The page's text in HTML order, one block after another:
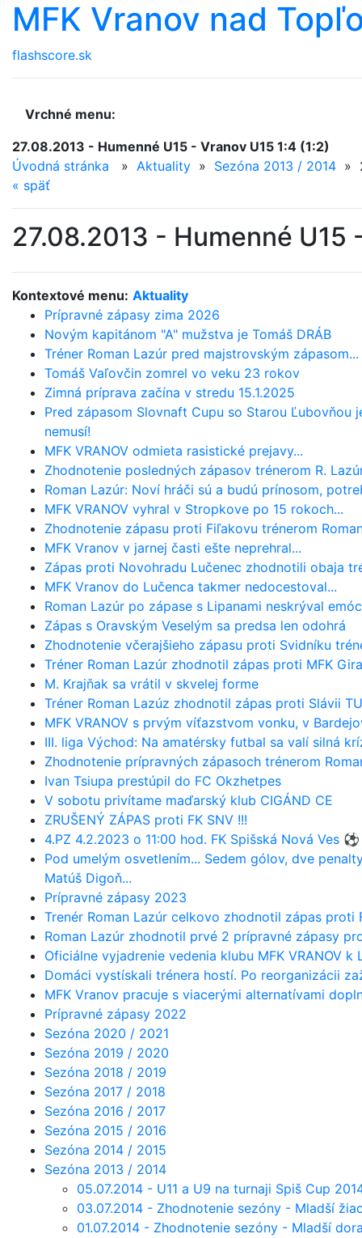
MFK Vranov nad
flashscore.sk
Vrchné menu:
27.08.2013 - Humenné U15 - Vranov U15 1:4 (1:2)
Úvodná stránka
» Aktuality » Sezóna 2013 / 2014 »
« späť
Kontextové menu: Aktuality
Prípravné zápasy zima 2026
Novým kapitánom "A" mužstva je Tomáš DRÁB
Tréner Roman Lazúr pred majstrovským zápasom...
Tomáš Vaľovčin zomrel vo veku 23 rokov
Zimná príprava začína v stredu 15.1.2025
Pred zápasom Slovnaft Cupu so Starou Ľubovňou
nemusí!
MFK VRANOV odmieta rasistické prejavy...
Zhodnotenie posledných zápasov trénerom R.
Roman Lazúr: Noví hráči sú a budú prínosom,
MFK VRANOV vyhral v Stropkove po 15 rokoch...
Zhodnotenie zápasu proti Fiľakovu trénerom
MFK Vranov v jarnej časti ešte neprehral...
Zápas proti Novohradu Lučenec zhodnotili obaja
MFK Vranov do Lučenca takmer nedocestoval...
Roman Lazúr po zápase s Lipanami neskrýval
Zápas s Oravským Veselým sa predsa len odohrá
Zhodnotenie včerajšieho zápasu proti Svidníku
Tréner Roman Lazúr zhodnotil zápas proti MFK
M. Krajňak sa vrátil v skvelej forme
Tréner Roman Lazúz zhodnotil zápas proti Slávii
MFK VRANOV s prvým víťazstvom vonku, v
III. liga Východ: Na amatérsky futbal sa valí silná
Zhodnotenie prípravných zápasoch trénerom
Ivan Tsiupa prestúpil do FC Okzhetpes
V sobotu privítame maďarský klub CIGÁND CE
ZRUŠENÝ ZÁPAS proti FK SNV !!!
4.PZ 4.2.2023 o 11:00 hod. FK Spišská Nová Ves ⚽️
Pod umelým osvetlením... Sedem gólov, dve
Matúš Digoň...
Prípravné zápasy 2023
Trenér Roman Lazúr celkovo zhodnotil zápas proti
Roman Lazúr zhodnotil prvé 2 prípravné zápasy
Oficiálne vyjadrenie vedenia klubu MFK VRANOV k
Domáci vystískali trénera hostí. Po reorganizácii
MFK Vranov pracuje s viacerými alternatívami
Prípravné zápasy 2022
Sezóna 2020 / 2021
Sezóna 2019 / 2020
Sezóna 2018 / 2019
Sezóna 2017 / 2018
Sezóna 2016 / 2017
Sezóna 2015 / 2016
Sezóna 2014 / 2015
Sezóna 2013 / 2014
05.07.2014 - U11 a U9 na turnaji Spiš Cup
03.07.2014 - Zhodnotenie sezóny - Mladší
01.07.2014 - Zhodnotenie sezóny - Mladší
27.08.2013 - Humenné U15